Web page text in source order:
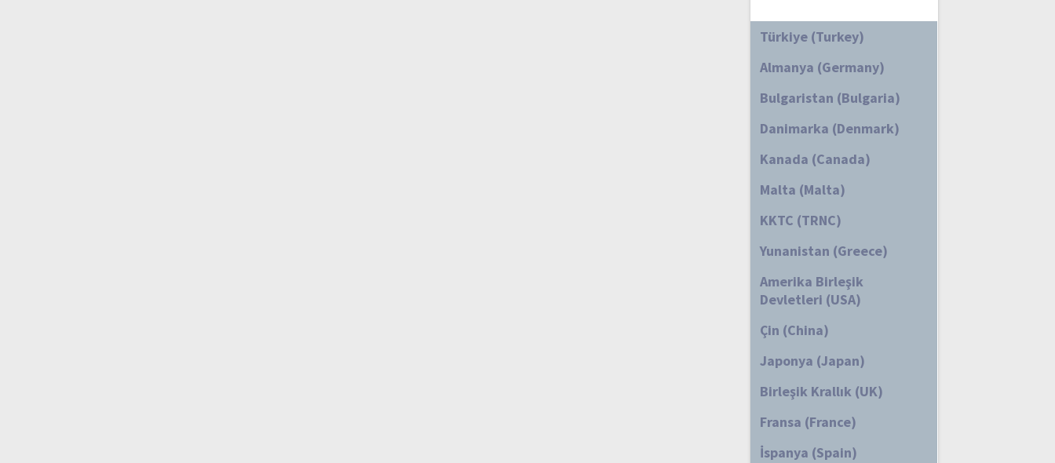
Türkiye (Turkey)
Almanya (Germany)
Bulgaristan (Bulgaria)
Danimarka (Denmark)
Kanada (Canada)
Malta (Malta)
KKTC (TRNC)
Yunanistan (Greece)
Amerika Birleşik
Devletleri (USA)
Çin (China)
Japonya (Japan)
Birleşik Krallık (UK)
Fransa (France)
İspanya (Spain)